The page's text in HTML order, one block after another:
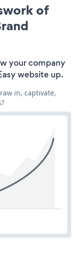
of
your company
website up.
in, captivate,